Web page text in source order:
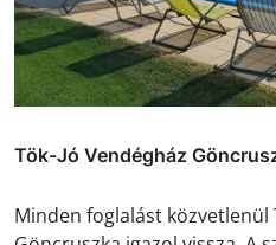
Tök-Jó Vendégház
Minden foglalást közvetlenül